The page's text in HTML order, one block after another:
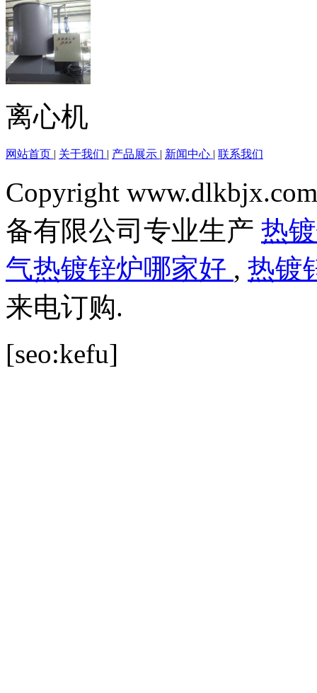
离心机
网站首页 关于我们 产品展示 新闻中心 联系我们
Copyright
备有限公司专业生产 热
气热镀锌炉哪家好 , 热镀
来电订购.
[seo:kefu]